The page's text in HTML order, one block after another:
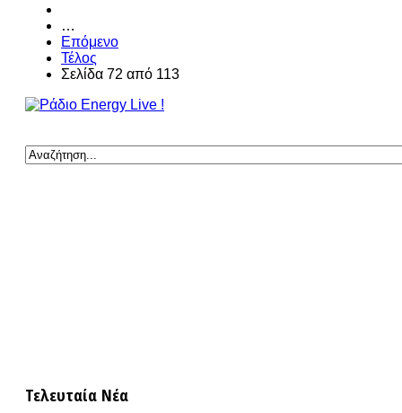
…
Επόμενο
Τέλος
Σελίδα 72 από 113
Τελευταία Νέα